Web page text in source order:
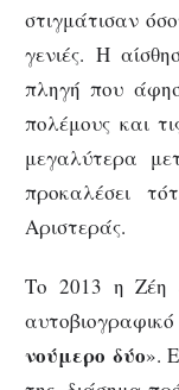
στιγμάτισαν
γενιές. Η
πληγή που
πολέμους και
μεγαλύτερα
προκαλέσει
Αριστεράς.
Το 2013 η Ζέη
νούμερο δύο».